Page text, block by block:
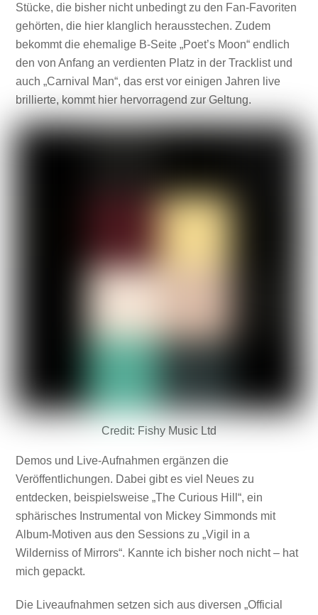
Stücke, die bisher nicht unbedingt zu den Fan-Favoriten
gehörten, die hier klanglich herausstechen. Zudem
bekommt die ehemalige B-Seite „Poet’s Moon“ endlich
den von Anfang an verdienten Platz in der Tracklist und
auch „Carnival Man“, das erst vor einigen Jahren live
brillierte, kommt hier hervorragend zur Geltung.
Credit: Fishy Music Ltd
Demos und Live-Aufnahmen ergänzen die
Veröffentlichungen. Dabei gibt es viel Neues zu
entdecken, beispielsweise „The Curious Hill“, ein
sphärisches Instrumental von Mickey Simmonds mit
Album-Motiven aus den Sessions zu „Vigil in a
Wilderniss of Mirrors“. Kannte ich bisher noch nicht – hat
mich gepackt.
Die Liveaufnahmen setzen sich aus diversen „Official